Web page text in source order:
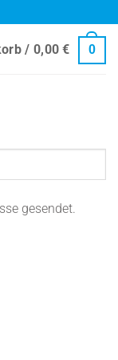
/ 0,00€ 0
gesendet.